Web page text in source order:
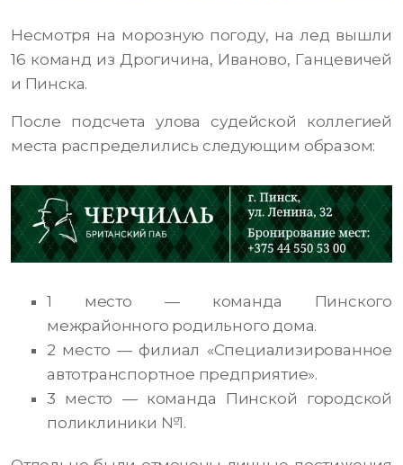
Несмотря на морозную погоду, на лед вышли
16 команд из Дрогичина, Иваново, Ганцевичей
и Пинска.
После подсчета улова судейской коллегией
места распределились следующим образом:
1 место — команда Пинского
межрайонного родильного дома.
2 место — филиал «Специализированное
автотранспортное предприятие».
3 место — команда Пинской городской
поликлиники №1.